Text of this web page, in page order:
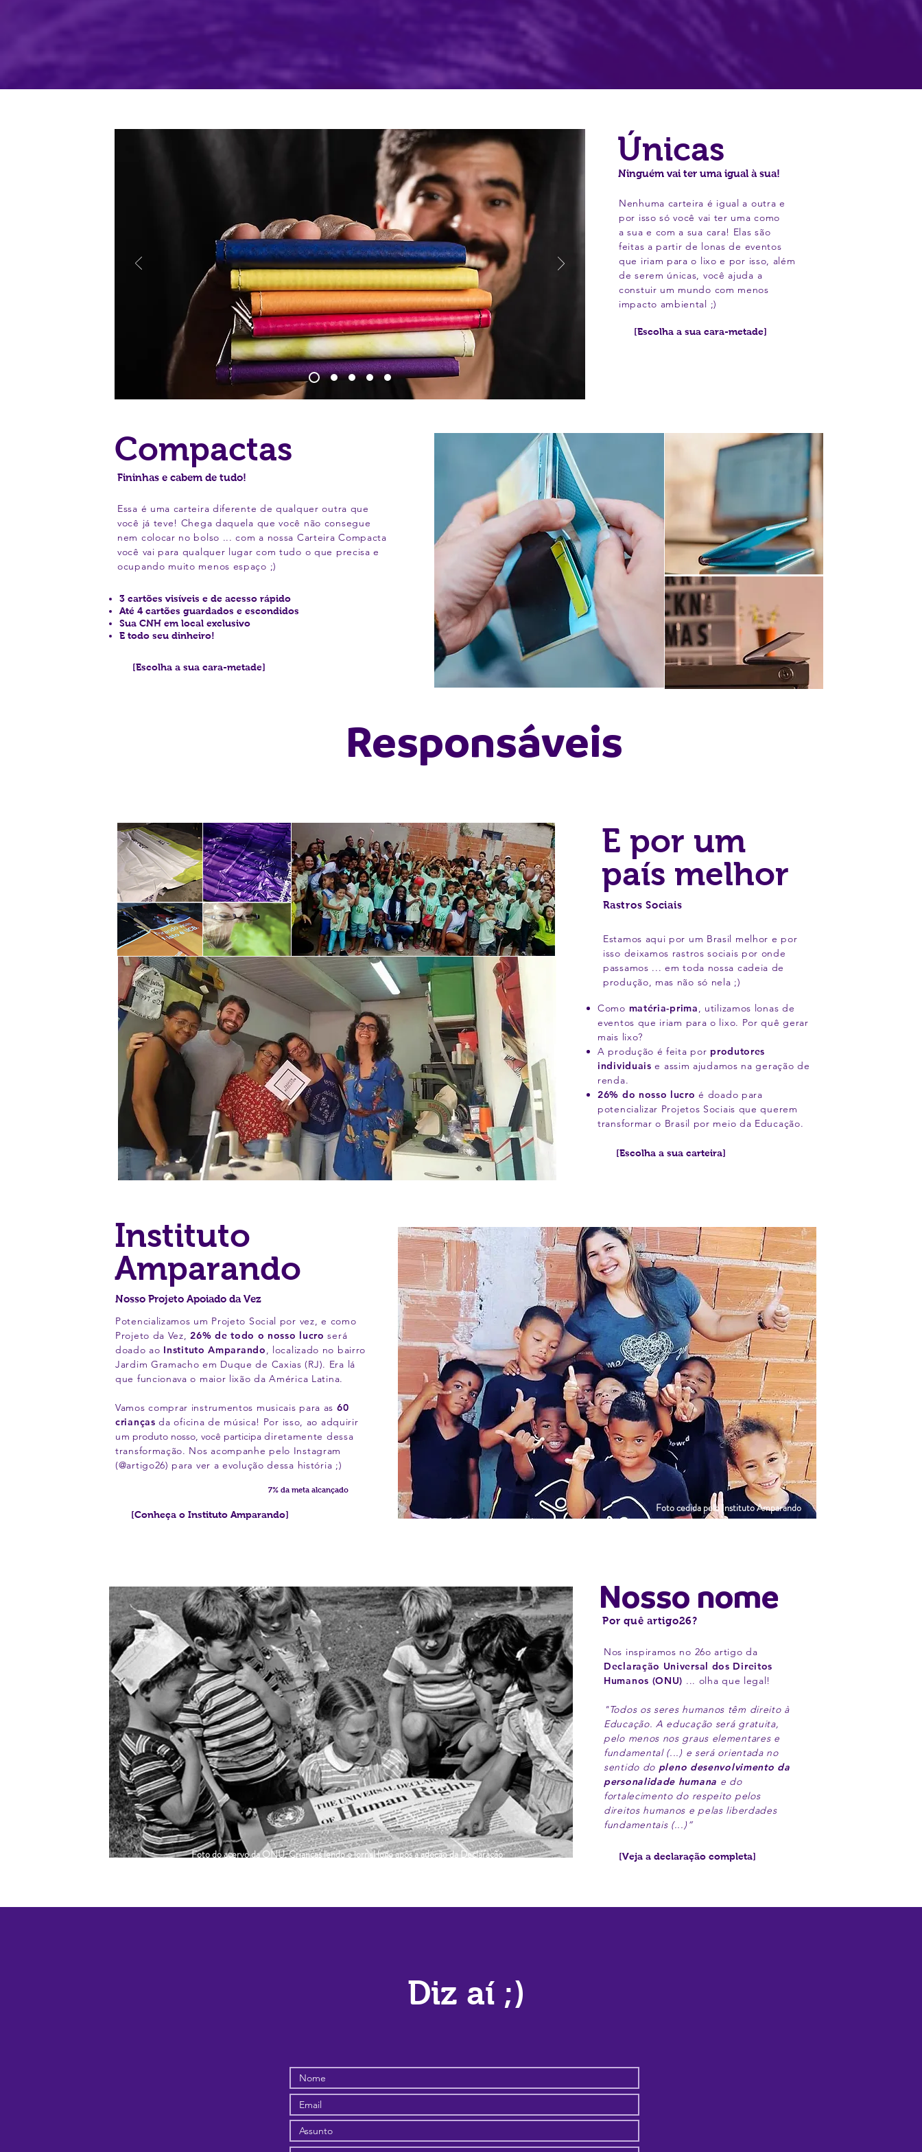
Únicas
Ninguém vai ter uma igual à sua!
Nenhuma carteira é igual a outra e
por isso só você vai ter uma como
a sua e com a sua cara! Elas são
feitas a partir de lonas de eventos
que iriam para o lixo e por isso, além
de serem únicas, você ajuda a
constuir um mundo com menos
impacto ambiental ;)
[Escolha a sua cara-metade]
Compactas
Fininhas e cabem de tudo!
Essa é uma carteira diferente de qualquer outra que
você já teve! Chega daquela que você não consegue
nem colocar no bolso ... com a nossa Carteira Compacta
você vai para qualquer lugar com tudo o que precisa e
ocupando muito menos espaço ;)
3 cartões visíveis e de acesso rápido
Até 4 cartões guardados e escondidos
Sua CNH em local exclusivo
E todo seu dinheiro!
[Escolha a sua cara-metade]
Responsáveis
E por um
país melhor
Rastros Sociais
Estamos aqui por um Brasil melhor e por
isso deixamos rastros sociais por onde
passamos ... em toda nossa cadeia de
produção, mas não só nela ;)
Como matéria-prima, utilizamos lonas de
eventos que iriam para o lixo. Por quê gerar
mais lixo?
A produção é feita por produtores
individuais e assim ajudamos na geração de
renda.
26% do nosso lucro é doado para
potencializar Projetos Sociais que querem
transformar o Brasil por meio da Educação.
[Escolha a sua carteira]
Instituto
Amparando
Nosso Projeto Apoiado da Vez
Potencializamos um Projeto Social por vez, e como
Projeto da Vez,26% de todo o nosso lucro será
doado ao Instituto Amparando, localizado no bairro
Jardim Gramacho em Duque de Caxias (RJ). Era lá
que funcionava o maior lixão da América Latina.
Vamos comprar instrumentos musicais para as 60
crianças da oficina de música! Por isso, ao adquirir
um produto nosso, você participadiretamente dessa
transformação. Nos acompanhe pelo Instagram
(@artigo26) para ver a evolução dessa história ;)
7% da meta alcançado
[Conheça o Instituto Amparando] Foto cedida pelo Instituto Amparando
Foto do acervo da ONU. Crianças lendo o jornal logo após a adoção da Declaração
Nosso nome
Por quê artigo26?
Nos inspiramos no 26o artigo da
Declaração Universal dos Direitos
Humanos (ONU) ... olha que legal!
"Todos os seres humanos têm direito à
Educação. A educação será gratuita,
pelo menos nos graus elementares e
fundamental (...) e será orientada no
sentido do pleno desenvolvimento da
personalidade humana e do
fortalecimento do respeito pelos
direitos humanos e pelas liberdades
fundamentais (...)”
[Veja a declaração completa]
Diz aí ;)